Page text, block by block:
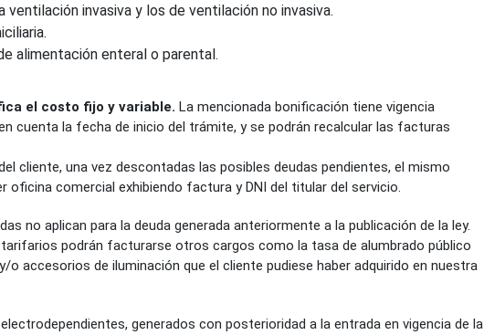
invasiva y los de ventilación no invasiva.
alimentación enteral o parental.
el costo fijo y variable. La mencionada bonificación tiene vigencia
cuenta la fecha de inicio del trámite, y se podrán recalcular las facturas
cliente, una vez descontadas las posibles deudas pendientes, el mismo
oficina comercial exhibiendo factura y DNI del titular del servicio.
no aplican para la deuda generada anteriormente a la publicación de la ley.
podrán facturarse otros cargos como la tasa de alumbrado público
accesorios de iluminación que el cliente pudiese haber adquirido en nuestra
generados con posterioridad a la entrada en vigencia de la